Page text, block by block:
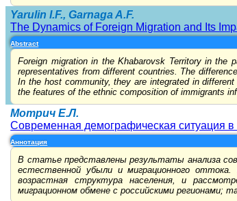
Yarulin I.F., Garnaga A.F.
The Dynamics of Foreign Migration and Its
Abstract
Foreign migration in the Khabarovsk Territory in the
representatives from different countries. The
In the host community, they are integrated in
the features of the ethnic composition of immigrants
Мотрич Е.Л.
Современная демографическая ситуация
Аннотация
В статье представлены результаты анализа
естественной убыли и миграционного оттока.
возрастная структура населения, и
миграционном обмене с российскими регионами;